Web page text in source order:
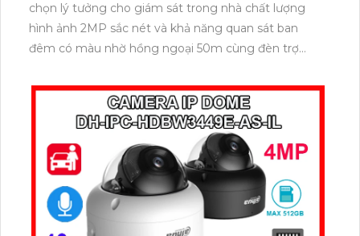
chọn lý tưởng cho giám sát trong nhà chất lượng
hình ảnh 2MP sắc nét và khả năng quan sát ban
đêm có màu nhờ hồng ngoại 50m cùng đèn trợ
nhận diện chính xác người và phương tiện, hỗ trợ ghi
âm qua micro tích hợp và lưu trữ tối đa 512GB qua
khe thẻ nhớ, camera hỗ trợ PoE lắp đặt dễ dàng.